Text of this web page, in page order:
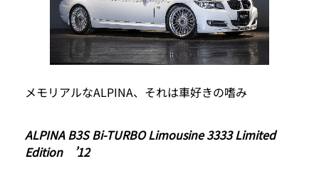
メモリアルなALPINA、それは車好きの嗜み
ALPINA B3S Bi-TURBO Limousine 3333 Limited
Edition ’12